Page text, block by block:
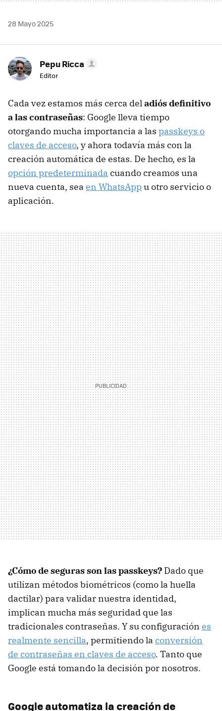
28 Mayo 2025
Pepu Ricca
Editor
Cada vez estamos más cerca deladiós definitivo
a las contraseñas: Google lleva tiempo
otorgando mucha importancia a las passkeys o
claves de acceso, y ahora todavía más con la
creación automática de estas. De hecho, es la
opción predeterminada cuando creamos una
nueva cuenta, sea en WhatsAppu otro servicio o
aplicación.
¿Cómo de seguras son las passkeys? Dado que
utilizan métodos biométricos (como la huella
dactilar) para validar nuestra identidad,
implican mucha más seguridad que las
tradicionales contraseñas. Y su configuración es
realmente sencilla, permitiendo la conversión
de contraseñas en claves de acceso. Tanto que
Google está tomando la decisión por nosotros.
Google automatiza la creación de